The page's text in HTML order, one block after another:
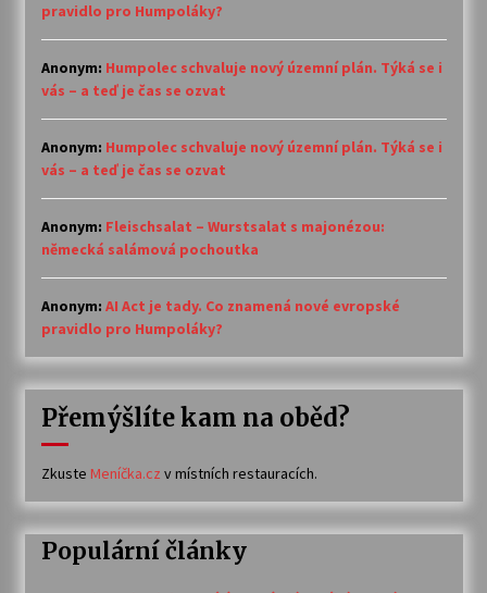
pravidlo pro Humpoláky?
Anonym: Humpolec schvaluje nový územní plán. Týká se i
vás – a teď je čas se ozvat
Anonym: Humpolec schvaluje nový územní plán. Týká se i
vás – a teď je čas se ozvat
Anonym: Fleischsalat – Wurstsalat s majonézou:
německá salámová pochoutka
Anonym: AI Act je tady. Co znamená nové evropské
pravidlo pro Humpoláky?
Přemýšlíte kam na oběd?
Zkuste Meníčka.cz v místních restauracích.
Populární články